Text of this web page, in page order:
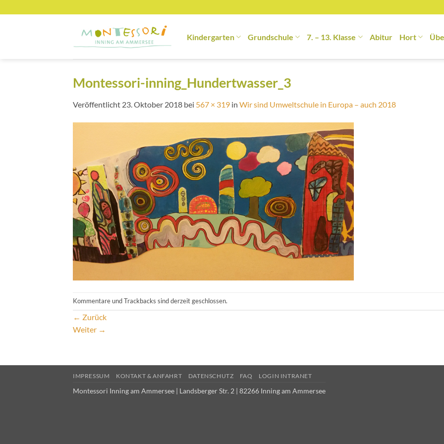
Kindergarten Grundschule 7. – 13. Klasse Abitur Hort
Montessori-inning_Hundertwasser_3
Veröffentlicht 23. Oktober 2018 bei 567 × 319 in Wir sind Umweltschule in Europa – auch 2018
Kommentare und Trackbacks sind derzeit geschlossen.
← Zurück
Weiter →
IMPRESSUM KONTAKT & ANFAHRT DATENSCHUTZ FAQ LOGIN INTRANET
Montessori Inning am Ammersee | Landsberger Str. 2 | 82266 Inning am Ammersee